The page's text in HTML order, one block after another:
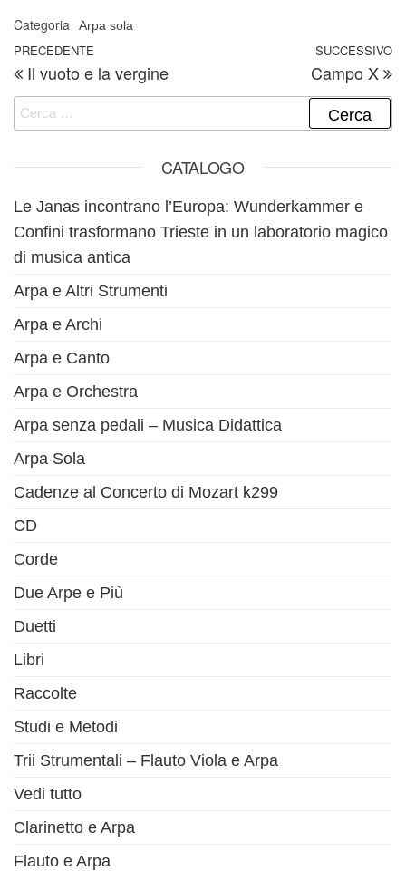
Categoria Arpa sola
Navigazione articoli
Articolo precedente
PRECEDENTE
Il vuoto e la vergine
SUCCESSIVO
Campo X
Ricerca per:
CATALOGO
Le Janas incontrano l’Europa: Wunderkammer e
Confini trasformano Trieste in un laboratorio magico
di musica antica
Arpa e Altri Strumenti
Arpa e Archi
Arpa e Canto
Arpa e Orchestra
Arpa senza pedali – Musica Didattica
Arpa Sola
Cadenze al Concerto di Mozart k299
CD
Corde
Due Arpe e Più
Duetti
Libri
Raccolte
Studi e Metodi
Trii Strumentali – Flauto Viola e Arpa
Vedi tutto
Clarinetto e Arpa
Flauto e Arpa